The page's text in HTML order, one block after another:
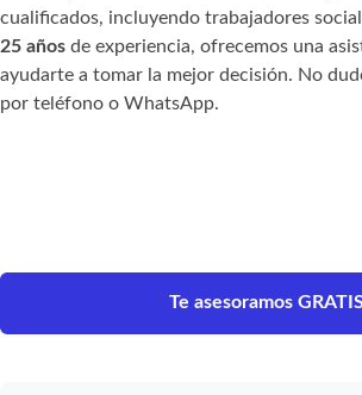
cualificados, incluyendo trabajadores
25 años de experiencia, ofrecemos una
ayudarte a tomar la mejor decisión. No
por teléfono o WhatsApp.
Te asesoramos